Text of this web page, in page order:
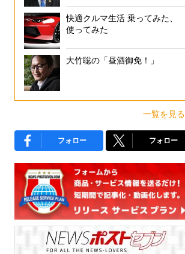
快適クルマ生活 乗ってみた、
使ってみた
大竹聡の「昼酒御免！」
一覧を見る
フォロー フォロー